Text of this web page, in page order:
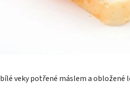
veky potřené máslem a obložené